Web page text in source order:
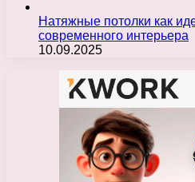
Натяжные потолки как
современного интерьера
10.09.2025